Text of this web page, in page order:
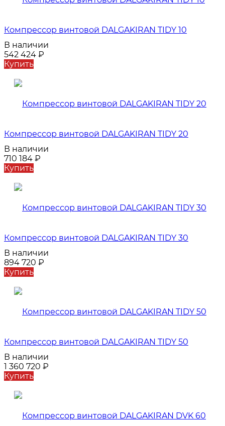
Компрессор винтовой DALGAKIRAN TIDY 10
В наличии
542 424 ₽
Купить
Компрессор винтовой DALGAKIRAN TIDY 20
В наличии
710 184 ₽
Купить
Компрессор винтовой DALGAKIRAN TIDY 30
В наличии
894 720 ₽
Купить
Компрессор винтовой DALGAKIRAN TIDY 50
В наличии
1 360 720 ₽
Купить